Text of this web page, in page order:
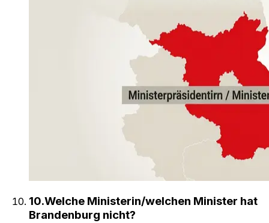
10.Welche Ministerin/welchen Minister hat
Brandenburg nicht?